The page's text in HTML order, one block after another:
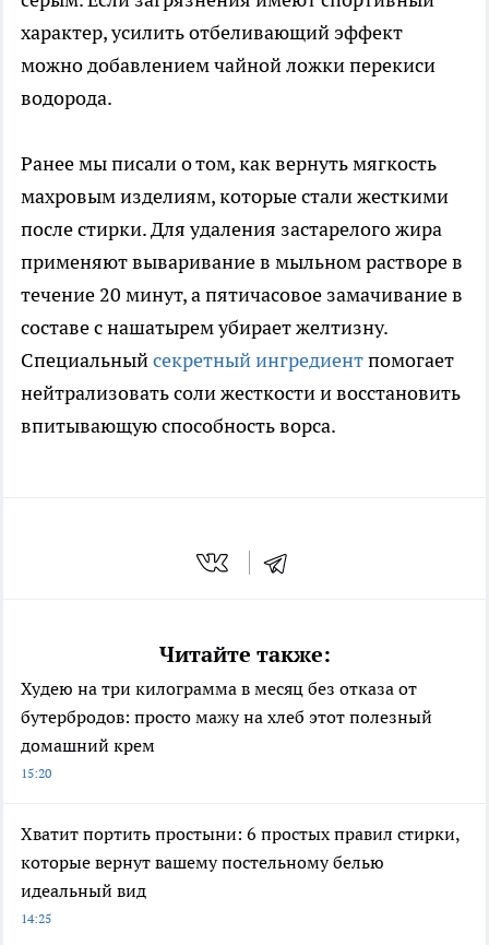
характер, усилить отбеливающий эффект
можно добавлением чайной ложки перекиси
водорода.
Ранее мы писали о том, как вернуть мягкость
махровым изделиям, которые стали жесткими
после стирки. Для удаления застарелого жира
применяют вываривание в мыльном растворе в
течение 20 минут, а пятичасовое замачивание в
составе с нашатырем убирает желтизну.
Специальныйсекретный ингредиентпомогает
нейтрализовать соли жесткости и восстановить
впитывающую способность ворса.
Читайте также:
Худею на три килограмма в месяц без отказа от
бутербродов: просто мажу на хлеб этот полезный
домашний крем
15:20
Хватит портить простыни: 6 простых правил стирки,
которые вернут вашему постельному белью
идеальный вид
14:25